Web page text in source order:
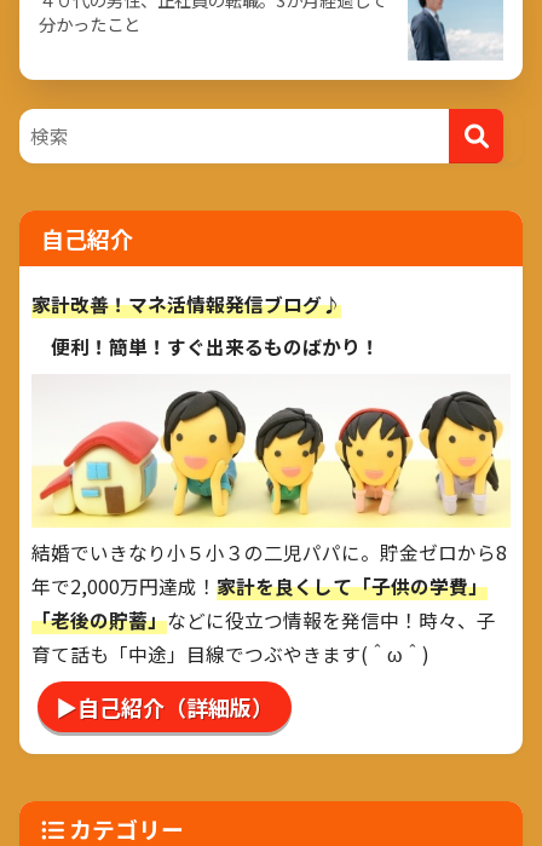
分かったこと
自己紹介
家計改善！マネ活情報発信ブログ♪
便利！簡単！すぐ出来るものばかり！
結婚でいきなり小５小３の二児パパに。貯金ゼロから8
年で2,000万円達成！ 家計を良くして「子供の学費」
「老後の貯蓄」などに役立つ情報を発信中！時々、子
育て話も「中途」目線でつぶやきます(＾ω＾)
▶自己紹介（詳細版）
カテゴリー